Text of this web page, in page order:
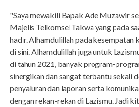
"Saya mewakili Bapak Ade Muzawir
Majelis Telkomsel Takwa yang pada
hadir. Alhamdulillah pada kesempatan
di sini. Alhamdulillah juga untuk
di tahun 2021, banyak program-
sinergikan dan sangat terbantu sekali
penyaluran dan laporan serta
dengan rekan-rekan di Lazismu. Jadi